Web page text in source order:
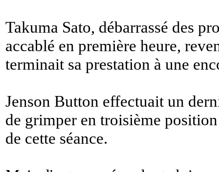
Takuma Sato, débarrassé des
accablé en première heure,
terminait sa prestation à une
Jenson Button effectuait un
de grimper en troisième
de cette séance.